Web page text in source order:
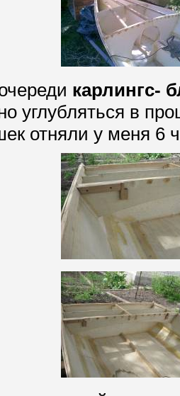
карлингс-
углубляться в
отняли у меня 6